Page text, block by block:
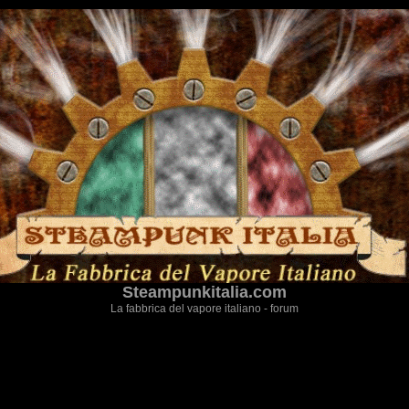
Steampunkitalia.com
La fabbrica del vapore italiano - forum